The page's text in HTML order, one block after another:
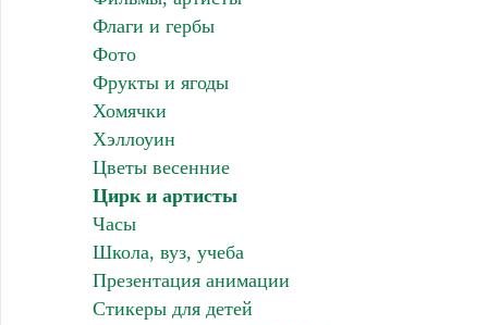
Флаги и гербы
Фото
Фрукты и ягоды
Хомячки
Хэллоуин
Цветы весенние
Цирк и артисты
Часы
Школа, вуз, учеба
Презентация анимации
Стикеры для детей